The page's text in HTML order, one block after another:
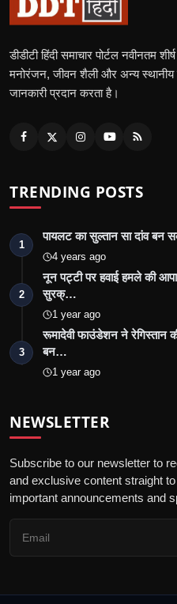
डीडीटी हिंदी समाचार पोर्टल नवीनतम
मनोरंजन, जीवन शैली और अन्य स्थानीय
जानकारी प्रदान करता है।
TRENDING POSTS
1
पायलट का सुल्तान सा दांव बन
4 years ago
2
नून पट्टी पर हवाई हमले की
सुरक्…
1 year ago
3
रूमादेवी फाउंडेशन ने
बन…
1 year ago
NEWSLETTER
Subscribe to our newsletter to
and exclusive content straight
important announcements and